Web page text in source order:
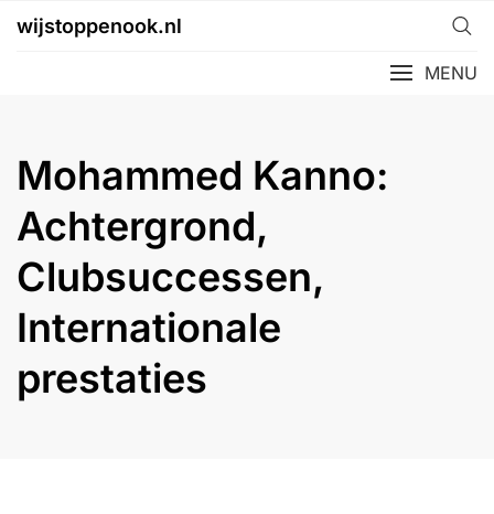
wijstoppenook.nl
MENU
Mohammed Kanno:
Achtergrond,
Clubsuccessen,
Internationale
prestaties